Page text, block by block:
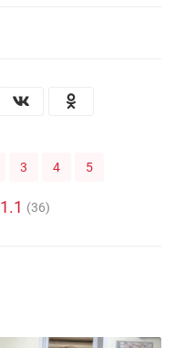
3 4 5
1.1 (36)